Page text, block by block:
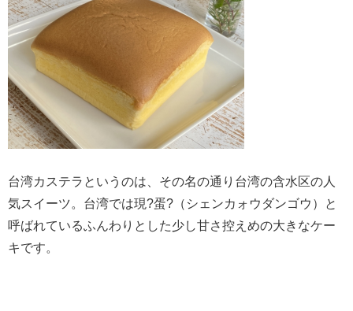
台湾カステラというのは、その名の通り台湾の含水区の人
気スイーツ。台湾では現?蛋?（シェンカォウダンゴウ）と
呼ばれているふんわりとした少し甘さ控えめの大きなケー
キです。